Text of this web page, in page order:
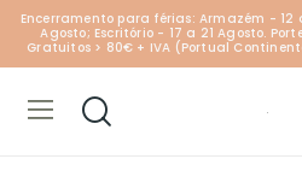
Encerramento para férias: Armazém - 12
Agosto; Escritório - 17 a 21 Agosto.
Gratuitos > 80€ + IVA (Portual